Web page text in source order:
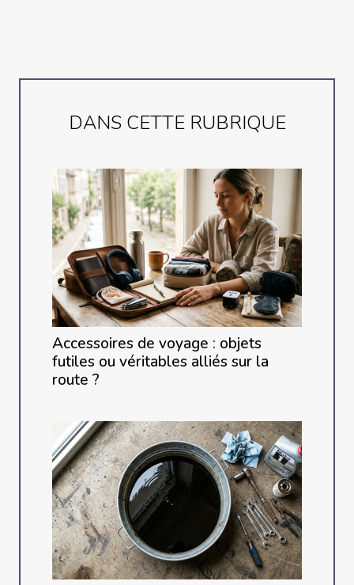
DANS CETTE RUBRIQUE
Accessoires de voyage : objets
futiles ou véritables alliés sur la
route ?